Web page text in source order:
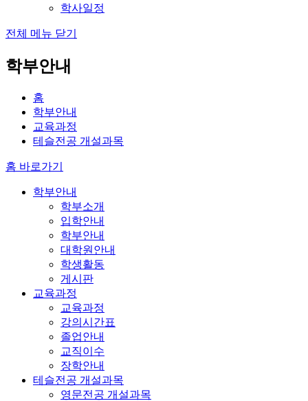
학사일정
전체 메뉴 닫기
학부안내
홈
학부안내
교육과정
테슬전공 개설과목
홈 바로가기
학부안내
학부소개
입학안내
학부안내
대학원안내
학생활동
게시판
교육과정
교육과정
강의시간표
졸업안내
교직이수
장학안내
테슬전공 개설과목
영문전공 개설과목